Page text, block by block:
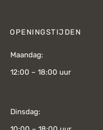
OPENINGSTIJDEN
Maandag:
12:00 – 18:00 uur
Dinsdag: